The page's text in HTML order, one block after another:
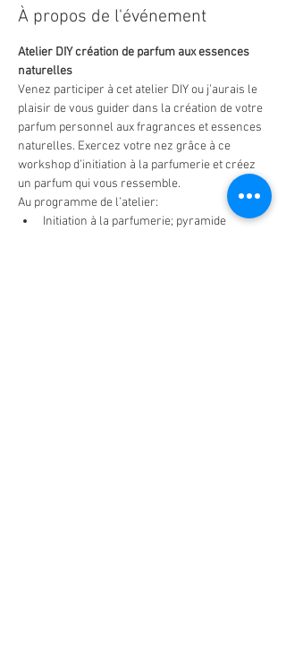
À propos de l'événement
Atelier DIY création de parfum aux essences
naturelles
Venez participer à cet atelier DIY ou j’aurais le
plaisir de vous guider dans la création de votre
parfum personnel aux fragrances et essences
naturelles. Exercez votre nez grâce à ce
workshop d’initiation à la parfumerie et créez
un parfum qui vous ressemble.
Au programme de l’atelier:
Initiation à la parfumerie; pyramide